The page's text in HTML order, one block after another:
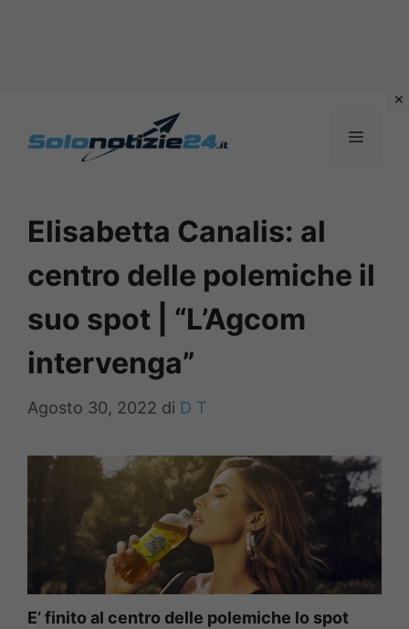
MENU
Elisabetta Canalis: al
centro delle polemiche il
suo spot | “L’Agcom
intervenga”
Agosto 30, 2022 di D T
E’ finito al centro delle polemiche lo spot